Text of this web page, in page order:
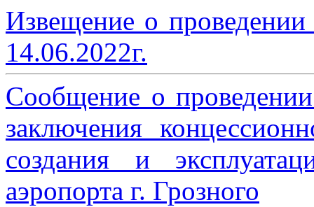
Извещение о
14.06.2022г.
Сообщение о
заключения
создания и
аэропорта г. Грозного